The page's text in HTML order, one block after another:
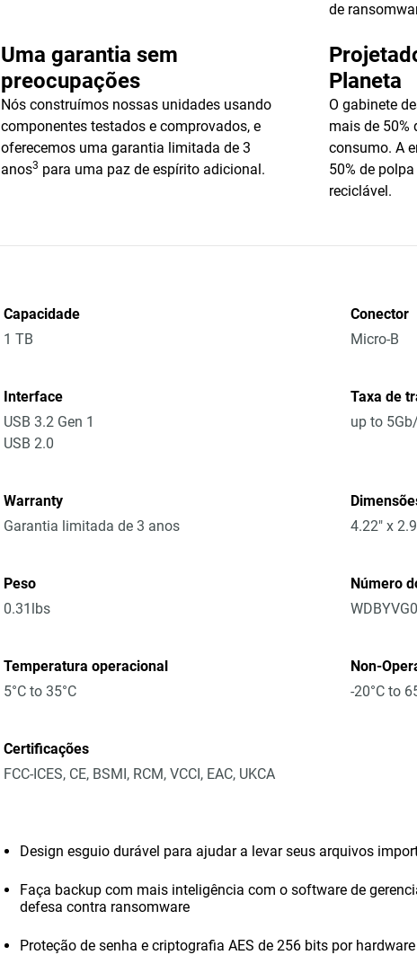
de
Uma garantia sem
preocupações
Nós construímos nossas unidades usando
componentes testados e comprovados, e
oferecemos uma garantia limitada de 3
anos3 para uma paz de espírito adicional.
Planeta
O gabinete
mais de 50%
consumo. A
50% de
reciclável.
Capacidade
1 TB
Conector
Micro-B
Interface
USB 3.2 Gen 1
USB 2.0
Taxa de
up to
Warranty
Garantia limitada de 3 anos
4.22" x
Peso
0.31lbs
Número
Temperatura operacional
5°C to 35°C
Non-
-20°C to
Certificações
FCC-ICES, CE, BSMI, RCM, VCCI, EAC, UKCA
Design esguio durável para ajudar a levar seus arquivos
Faça backup com mais inteligência com o software de
defesa contra ransomware
Proteção de senha e criptografia AES de 256 bits por hardware